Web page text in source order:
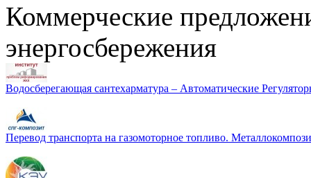
Коммерческие
энергосбережения
Водосберегающая сантехарматура – Автоматические
Перевод транспорта на газомоторное топливо.